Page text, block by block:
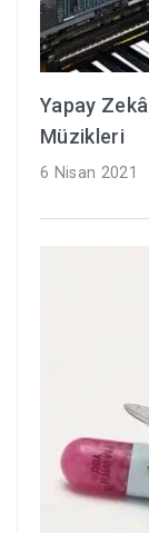
Yapay
Müzikleri
6 Nisan 2021